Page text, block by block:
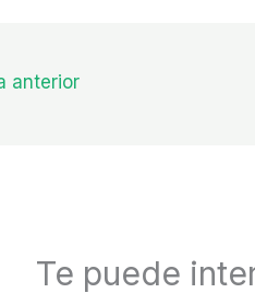
anterior
Te puede